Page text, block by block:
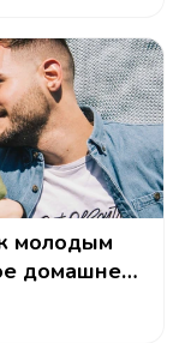
молодым
домашнее